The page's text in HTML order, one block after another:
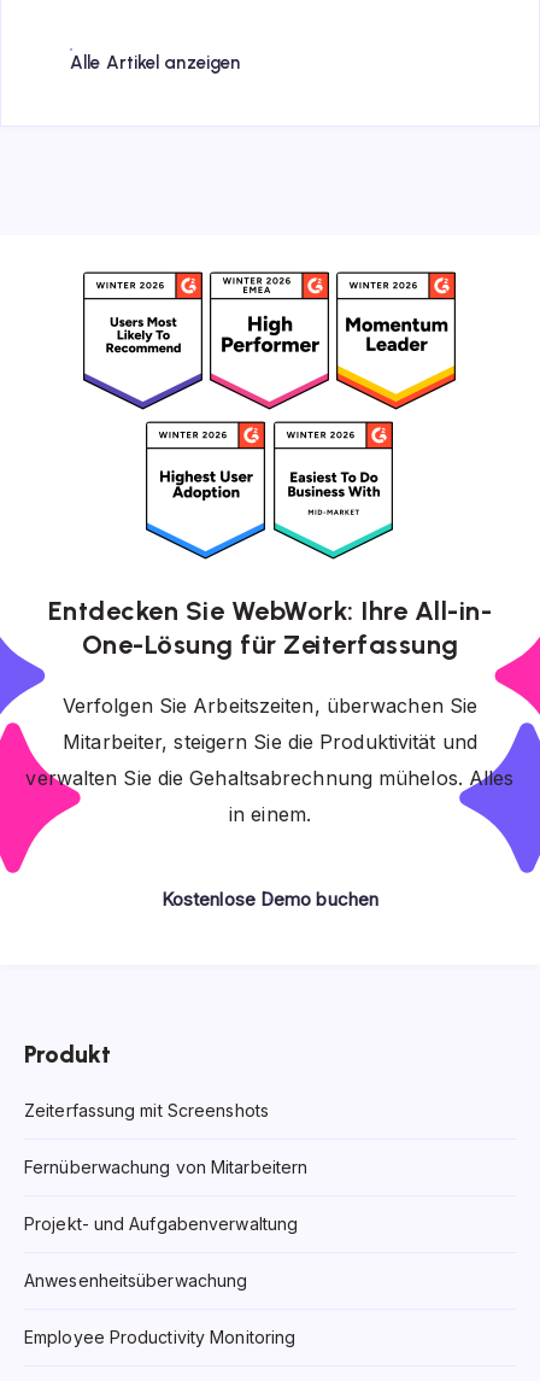
Alle Artikel anzeigen
Entdecken Sie WebWork: Ihre All-in-
One-Lösung für Zeiterfassung
Verfolgen Sie Arbeitszeiten, überwachen Sie
Mitarbeiter, steigern Sie die Produktivität und
verwalten Sie die Gehaltsabrechnung mühelos. Alles
in einem.
Kostenlose Demo buchen
Produkt
Zeiterfassung mit Screenshots
Fernüberwachung von Mitarbeitern
Projekt- und Aufgabenverwaltung
Anwesenheitsüberwachung
Employee Productivity Monitoring